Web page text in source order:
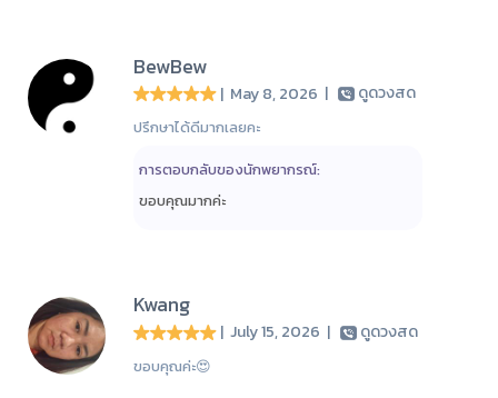
BewBew
| May 8, 2026 | ดูดวงสด
ปรึกษาได้ดีมากเลยคะ
การตอบกลับของนักพยากรณ์:
ขอบคุณมากค่ะ
Kwang
| July 15, 2026 | ดูดวงสด
ขอบคุณค่ะ😍